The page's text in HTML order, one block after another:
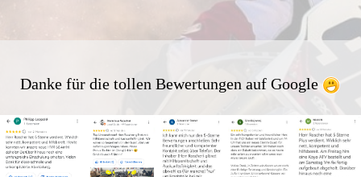
Danke für die tollen Bewertungen auf Google